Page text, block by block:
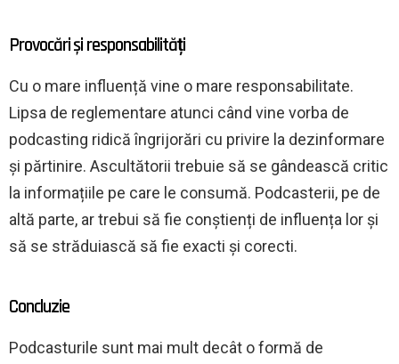
Provocări și responsabilități
Cu o mare influență vine o mare responsabilitate.
Lipsa de reglementare atunci când vine vorba de
podcasting ridică îngrijorări cu privire la dezinformare
și părtinire. Ascultătorii trebuie să se gândească critic
la informațiile pe care le consumă. Podcasterii, pe de
altă parte, ar trebui să fie conștienți de influența lor și
să se străduiască să fie exacti și corecti.
Concluzie
Podcasturile sunt mai mult decât o formă de